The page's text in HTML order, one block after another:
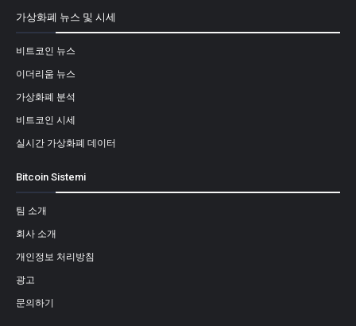
가상화폐 뉴스 및 시세
비트코인 뉴스
이더리움 뉴스
가상화폐 분석
비트코인 시세
실시간 가상화폐 데이터
Bitcoin Sistemi
팀 소개
회사 소개
개인정보 처리방침
광고
문의하기